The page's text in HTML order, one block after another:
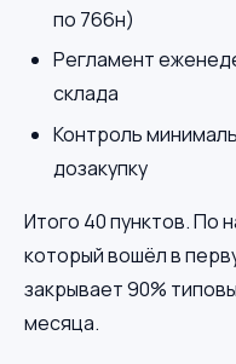
по 766н)
Регламент
склада
Контроль
дозакупку
Итого 40 пунктов. По
который вошёл в
закрывает 90%
месяца.